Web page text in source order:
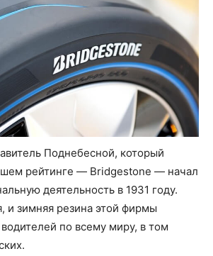
Поднебесной, который
рейтинге — Bridgestone — начал
деятельность в 1931 году.
и зимняя резина этой фирмы
по всему миру, в том